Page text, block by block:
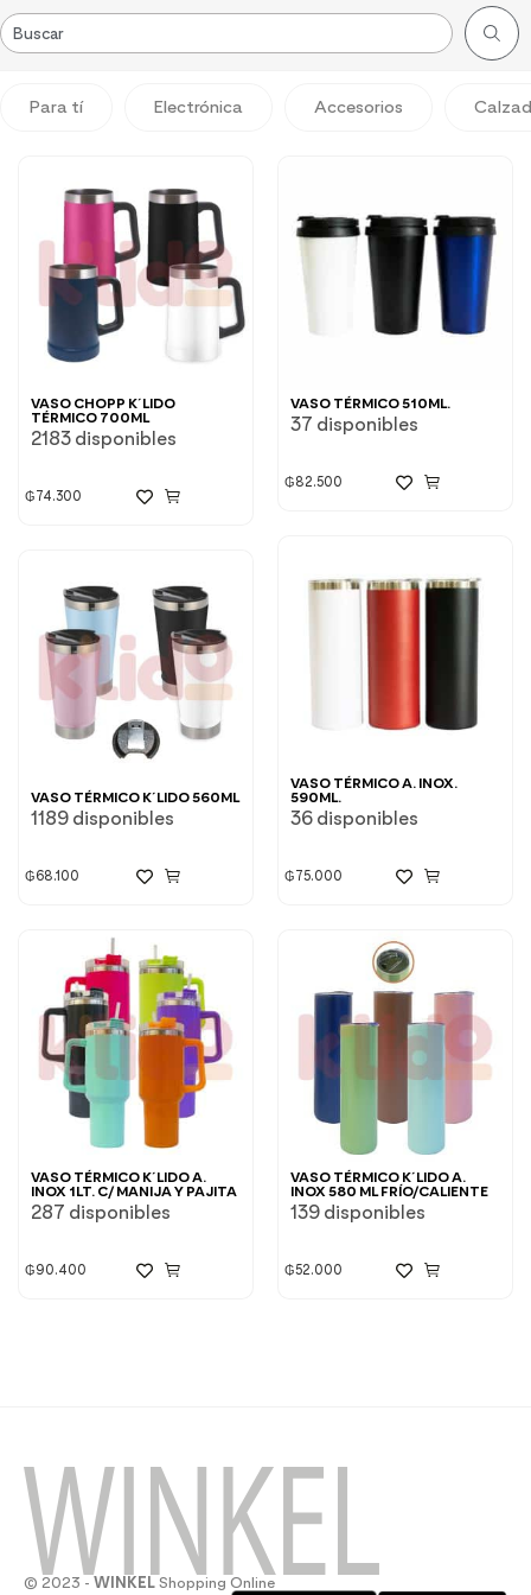
Para tí Electrónica Accesorios
VASO CHOPP K´LIDO
TÉRMICO 700ML
2183 disponibles
₲ 74.300
VASO TÉRMICO 510ML.
37 disponibles
₲82.500
VASO TÉRMICO A. INOX.
590ML.
36 disponibles
₲ 75.000
VASO TÉRMICO K´LIDO 560ML
1189 disponibles
₲68.100
VASO TÉRMICO K´LIDO A.
INOX 1LT. C/ MANIJA Y PAJITA
287 disponibles
₲90.400
VASO TÉRMICO K´LIDO A.
INOX 580 ML FRÍO/CALIENTE
139 disponibles
₲52.000
© 2023 - WINKEL Shopping Online